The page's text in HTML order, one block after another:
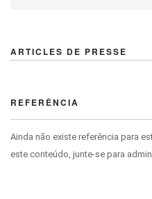
ARTICLES DE PRESSE
REFERÊNCIA
Ainda não existe referência para
este conteúdo, junte-se para